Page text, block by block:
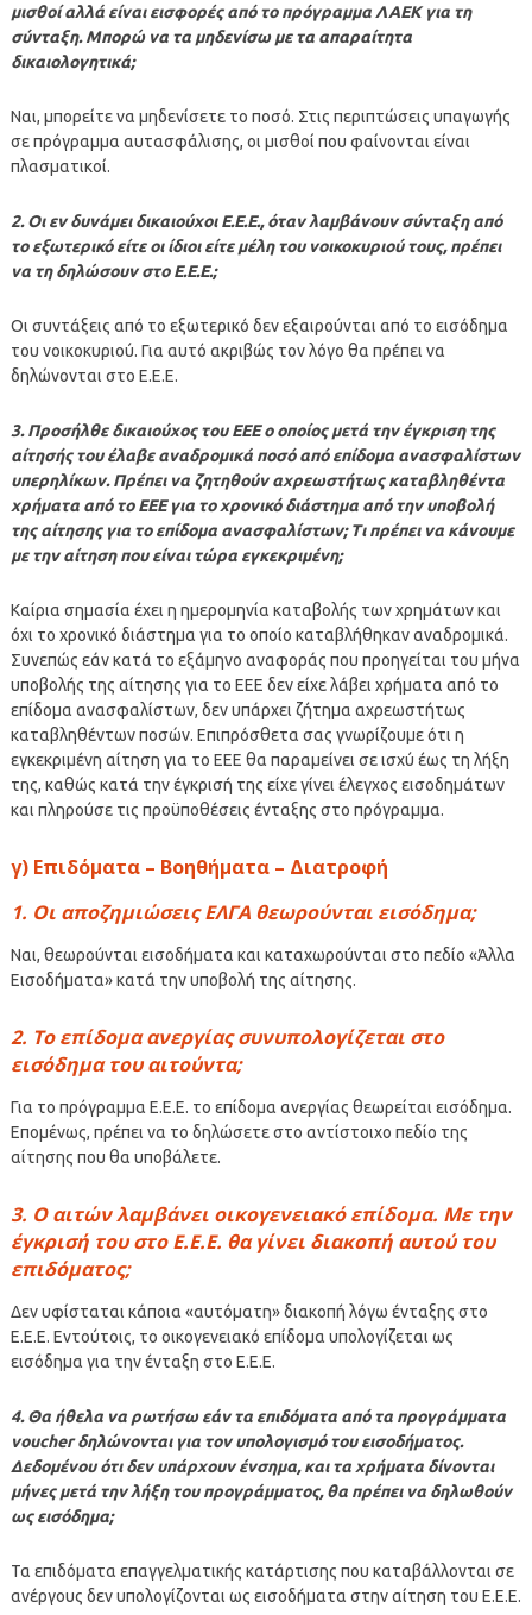
μισθοί αλλά είναι εισφορές από το πρόγραμμα ΛΑΕΚ για τη
σύνταξη. Μπορώ να τα μηδενίσω με τα απαραίτητα
δικαιολογητικά;
Ναι, μπορείτε να μηδενίσετε το ποσό. Στις περιπτώσεις υπαγωγής
σε πρόγραμμα αυτασφάλισης, οι μισθοί που φαίνονται είναι
πλασματικοί.
2. Οι εν δυνάμει δικαιούχοι Ε.Ε.Ε., όταν λαμβάνουν σύνταξη από
το εξωτερικό είτε οι ίδιοι είτε μέλη του νοικοκυριού τους, πρέπει
να τη δηλώσουν στο Ε.Ε.Ε.;
Οι συντάξεις από το εξωτερικό δεν εξαιρούνται από το εισόδημα
του νοικοκυριού. Για αυτό ακριβώς τον λόγο θα πρέπει να
δηλώνονται στο Ε.Ε.Ε.
3. Προσήλθε δικαιούχος του ΕΕΕ ο οποίος μετά την έγκριση της
αίτησής του έλαβε αναδρομικά ποσό από επίδομα ανασφαλίστων
υπερηλίκων. Πρέπει να ζητηθούν αχρεωστήτως καταβληθέντα
χρήματα από το ΕΕΕ για το χρονικό διάστημα από την υποβολή
της αίτησης για το επίδομα ανασφαλίστων; Τι πρέπει να κάνουμε
με την αίτηση που είναι τώρα εγκεκριμένη;
Καίρια σημασία έχει η ημερομηνία καταβολής των χρημάτων και
όχι το χρονικό διάστημα για το οποίο καταβλήθηκαν αναδρομικά.
Συνεπώς εάν κατά το εξάμηνο αναφοράς που προηγείται του μήνα
υποβολής της αίτησης για το ΕΕΕ δεν είχε λάβει χρήματα από το
επίδομα ανασφαλίστων, δεν υπάρχει ζήτημα αχρεωστήτως
καταβληθέντων ποσών. Επιπρόσθετα σας γνωρίζουμε ότι η
εγκεκριμένη αίτηση για το ΕΕΕ θα παραμείνει σε ισχύ έως τη λήξη
της, καθώς κατά την έγκρισή της είχε γίνει έλεγχος εισοδημάτων
και πληρούσε τις προϋποθέσεις ένταξης στο πρόγραμμα.
γ) Επιδόματα – Βοηθήματα – Διατροφή
1. Οι αποζημιώσεις ΕΛΓΑ θεωρούνται εισόδημα;
Ναι, θεωρούνται εισοδήματα και καταχωρούνται στο πεδίο «Άλλα
Εισοδήματα» κατά την υποβολή της αίτησης.
2. Το επίδομα ανεργίας συνυπολογίζεται στο
εισόδημα του αιτούντα;
Για το πρόγραμμα Ε.Ε.Ε. το επίδομα ανεργίας θεωρείται εισόδημα.
Επομένως, πρέπει να το δηλώσετε στο αντίστοιχο πεδίο της
αίτησης που θα υποβάλετε.
3. Ο αιτών λαμβάνει οικογενειακό επίδομα. Με την
έγκρισή του στο Ε.Ε.Ε. θα γίνει διακοπή αυτού του
επιδόματος;
Δεν υφίσταται κάποια «αυτόματη» διακοπή λόγω ένταξης στο
Ε.Ε.Ε. Εντούτοις, το οικογενειακό επίδομα υπολογίζεται ως
εισόδημα για την ένταξη στο Ε.Ε.Ε.
4. Θα ήθελα να ρωτήσω εάν τα επιδόματα από τα προγράμματα
voucher δηλώνονται για τον υπολογισμό του εισοδήματος.
Δεδομένου ότι δεν υπάρχουν ένσημα, και τα χρήματα δίνονται
μήνες μετά την λήξη του προγράμματος, θα πρέπει να δηλωθούν
ως εισόδημα;
Τα επιδόματα επαγγελματικής κατάρτισης που καταβάλλονται σε
ανέργους δεν υπολογίζονται ως εισοδήματα στην αίτηση του Ε.Ε.Ε.